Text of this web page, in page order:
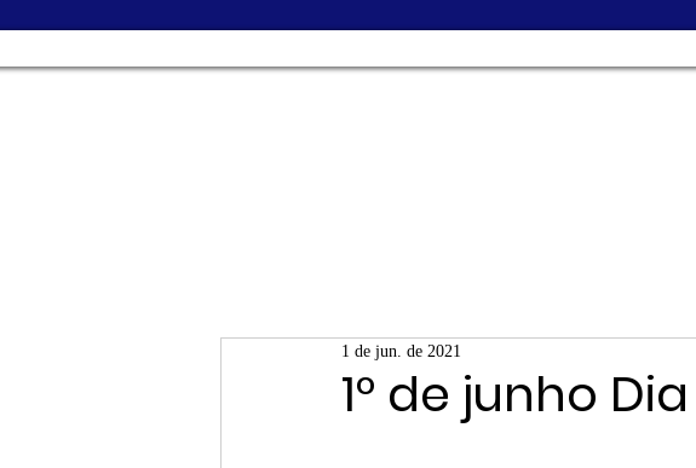
1° de junho
1 de jun. de 2021